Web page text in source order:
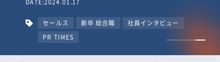
DATE:2023.09.08
カルチャー CxO キャリア入社 Jooto